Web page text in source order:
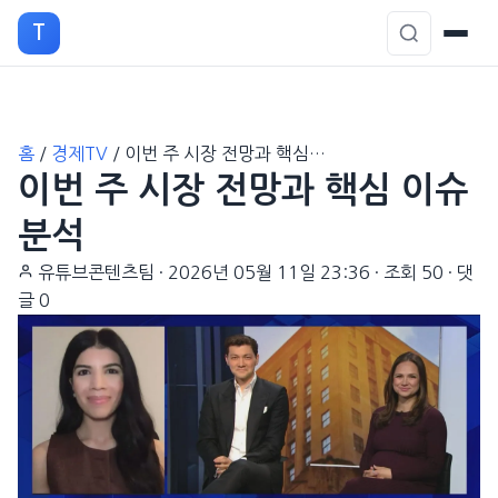
T
홈 / 경제TV / 이번 주 시장 전망과 핵심…
이번 주 시장 전망과 핵심 이슈
분석
유튜브콘텐츠팀 · 2026년 05월 11일 23:36 · 조회 50 · 댓
글 0